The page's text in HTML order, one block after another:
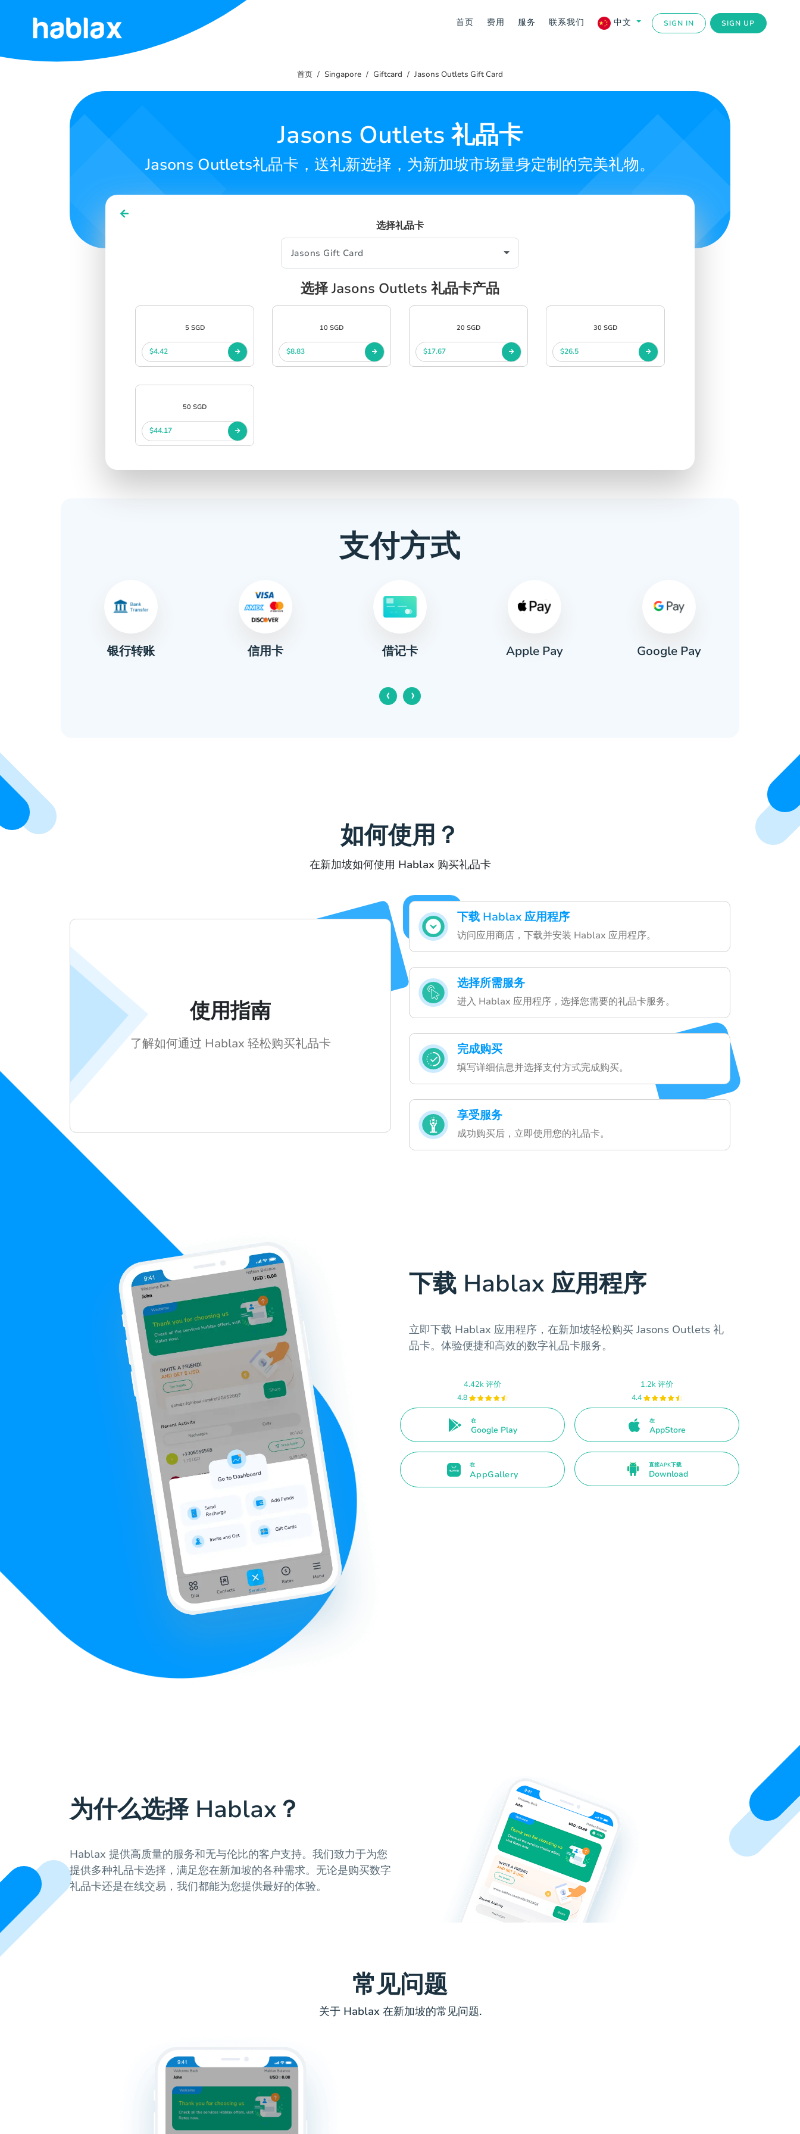
首页 费用 服务 联系我们 中文 SIGN IN SIGN UP
首
首页 Singapore Giftcard Jasons Outlets Gift Card
Jasons Outlets 礼品卡
Jasons Outlets礼品卡，送礼新选择，为新加坡市场量身定制的完美礼物。
选择礼品卡
选择 Jasons Outlets 礼品卡产品
5 SGD
$4.42
10 SGD
$8.83
20 SGD
$17.67
30 SGD
$26.5
50 SGD
$44.17
支付方式
银行转账 信用卡 借记卡 Apple Pay Google Pay
‹ ›
如何使用？
在新加坡如何使用 Hablax 购买礼品卡
下载 Hablax 应用程序
访问应用商店，下载并安装 Hablax 应用程序。
选择所需服务
进入 Hablax 应用程序，选择您需要的礼品卡服务。
完成购买
填写详细信息并选择支付方式完成购买。
享受服务
成功购买后，立即使用您的礼品卡。
使用指南
了解如何通过 Hablax 轻松购买礼品卡
下载 Hablax 应用程序
立即下载 Hablax 应用程序，在新加坡轻松购买 Jasons Outlets 礼
品卡。体验便捷和高效的数字礼品卡服务。
4.42k 评价
4.8
在
Google Play
1.2k 评价
4.4
在
AppStore
在
AppGallery
直接APK下载
Download
为什么选择 Hablax？
Hablax 提供高质量的服务和无与伦比的客户支持。我们致力于为您
提供多种礼品卡选择，满足您在新加坡的各种需求。无论是购买数字
礼品卡还是在线交易，我们都能为您提供最好的体验。
常见问题
关于 Hablax 在新加坡的常见问题.